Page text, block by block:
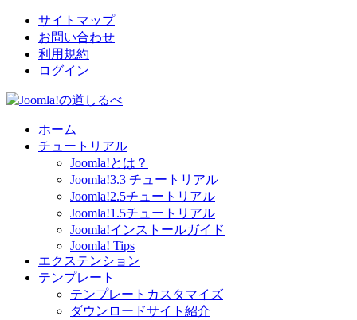
サイトマップ
お問い合わせ
利用規約
ログイン
ホーム
チュートリアル
Joomla!とは？
Joomla!3.3 チュートリアル
Joomla!2.5チュートリアル
Joomla!1.5チュートリアル
Joomla!インストールガイド
Joomla! Tips
エクステンション
テンプレート
テンプレートカスタマイズ
ダウンロードサイト紹介